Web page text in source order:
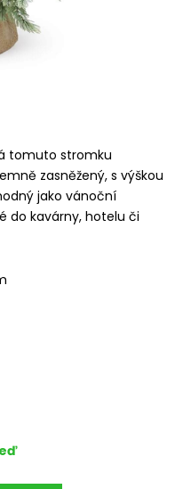
tomuto stromku
zasněžený, s výškou
jako vánoční
do kavárny, hotelu či